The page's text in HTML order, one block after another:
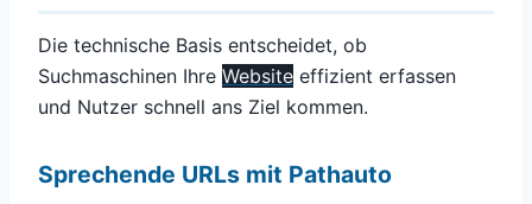
Die technische Basis entscheidet, ob
Suchmaschinen Ihre Website effizient erfassen
und Nutzer schnell ans Ziel kommen.
Sprechende URLs mit Pathauto